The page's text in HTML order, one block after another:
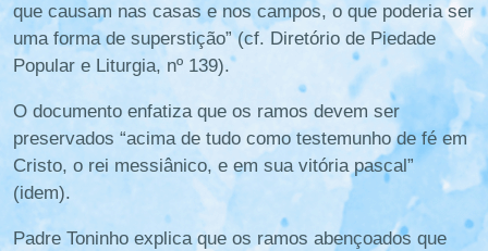
que causam nas casas e nos campos, o que poderia ser
uma forma de superstição” (cf. Diretório de Piedade
Popular e Liturgia, nº 139).
O documento enfatiza que os ramos devem ser
preservados “acima de tudo como testemunho de fé em
Cristo, o rei messiânico, e em sua vitória pascal”
(idem).
Padre Toninho explica que os ramos abençoados que